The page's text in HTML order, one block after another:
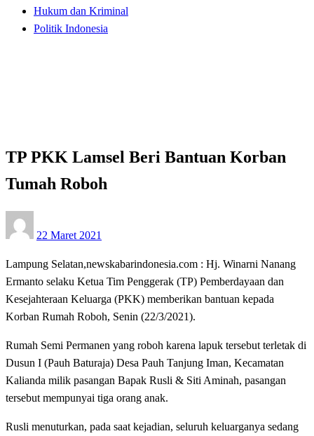
Hukum dan Kriminal
Politik Indonesia
TP PKK Lamsel Beri Bantuan Korban
Tumah Roboh
on
22 Maret 2021
Lampung Selatan,newskabarindonesia.com : Hj. Winarni Nanang
Ermanto selaku Ketua Tim Penggerak (TP) Pemberdayaan dan
Kesejahteraan Keluarga (PKK) memberikan bantuan kepada
Korban Rumah Roboh, Senin (22/3/2021).
Rumah Semi Permanen yang roboh karena lapuk tersebut terletak di
Dusun I (Pauh Baturaja) Desa Pauh Tanjung Iman, Kecamatan
Kalianda milik pasangan Bapak Rusli & Siti Aminah, pasangan
tersebut mempunyai tiga orang anak.
Rusli menuturkan, pada saat kejadian, seluruh keluarganya sedang